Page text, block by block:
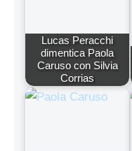
Lucas Peracchi
dimentica Paola
Caruso con Silvia
Corrias